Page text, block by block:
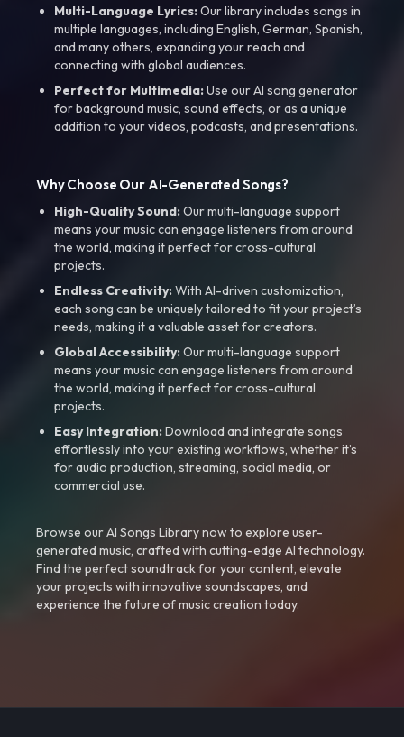
Multi-Language Lyrics:Our library includes songs in
multiple languages, including English, German, Spanish,
and many others, expanding your reach and
connecting with global audiences.
Perfect for Multimedia:Use our AI song generator
for background music, sound effects, or as a unique
addition to your videos, podcasts, and presentations.
Why Choose Our AI-Generated Songs?
High-Quality Sound:Our multi-language support
means your music can engage listeners from around
the world, making it perfect for cross-cultural
projects.
Endless Creativity:With AI-driven customization,
each song can be uniquely tailored to fit your project’s
needs, making it a valuable asset for creators.
Global Accessibility:Our multi-language support
means your music can engage listeners from around
the world, making it perfect for cross-cultural
projects.
Easy Integration:Download and integrate songs
effortlessly into your existing workflows, whether it’s
for audio production, streaming, social media, or
commercial use.
Browse our AI Songs Library now to explore user-
generated music, crafted with cutting-edge AI technology.
Find the perfect soundtrack for your content, elevate
your projects with innovative soundscapes, and
experience the future of music creation today.